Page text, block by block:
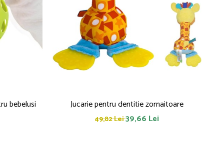
jucarie pentru bebelusi Jucarie pentru dentitie zornaitoare
49,82 Lei39,66 Lei